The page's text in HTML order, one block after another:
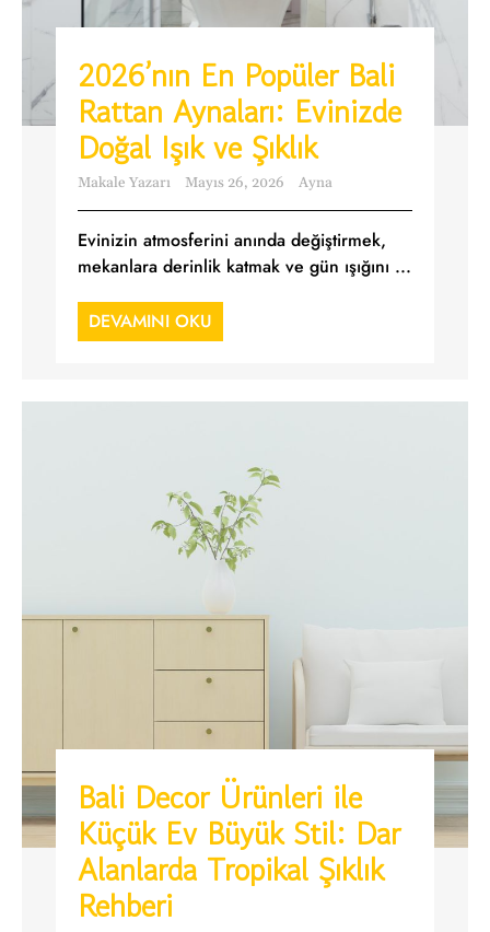
2026’nın En Popüler Bali
Rattan Aynaları: Evinizde
Doğal Işık ve Şıklık
Makale Yazarı Mayıs 26, 2026 Ayna
Evinizin atmosferini anında değiştirmek,
mekanlara derinlik katmak ve gün ışığını ...
DEVAMINI OKU
Bali Decor Ürünleri ile
Küçük Ev Büyük Stil: Dar
Alanlarda Tropikal Şıklık
Rehberi